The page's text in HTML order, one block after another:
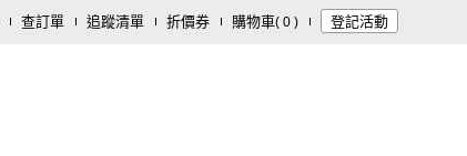
查訂單 追蹤清單 折價券 購物車( 0 ) 登記活動